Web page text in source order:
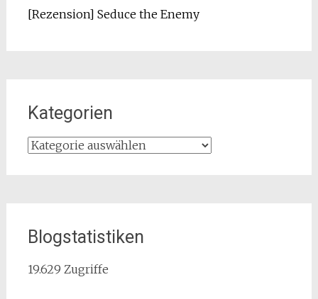
[Rezension] Seduce the Enemy
Kategorien
Kategorien
Blogstatistiken
19.629 Zugriffe